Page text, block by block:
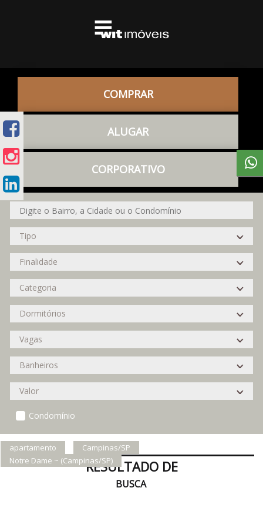
COMPRAR
ALUGAR
CORPORATIVO
Condomínio
apartamento
Campinas/SP
Notre Dame ~ (Campinas/SP)RESULTADO DE
BUSCA